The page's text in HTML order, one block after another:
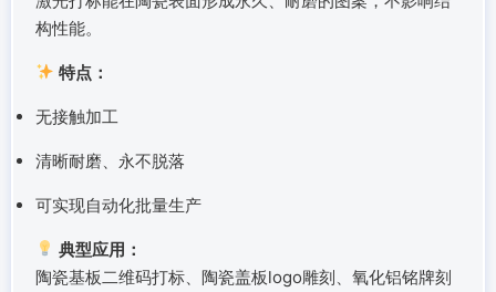
构性能。
特点：
无接触加工
清晰耐磨、永不脱落
可实现自动化批量生产
典型应用：
陶瓷基板二维码打标、陶瓷盖板logo雕刻、氧化铝铭牌刻